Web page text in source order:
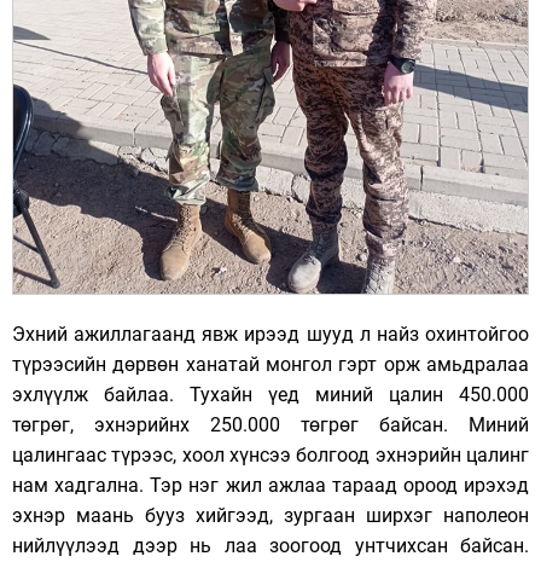
Эхний ажиллагаанд явж ирээд шууд л найз охинтойгоо
түрээсийн дөрвөн ханатай монгол гэрт орж амьдралаа
эхлүүлж байлаа. Тухайн үед миний цалин 450.000
төгрөг, эхнэрийнх 250.000 төгрөг байсан. Миний
цалингаас түрээс, хоол хүнсээ болгоод эхнэрийн цалинг
нам хадгална. Тэр нэг жил ажлаа тараад ороод ирэхэд
эхнэр маань бууз хийгээд, зургаан ширхэг наполеон
нийлүүлээд дээр нь лаа зоогоод унтчихсан байсан.